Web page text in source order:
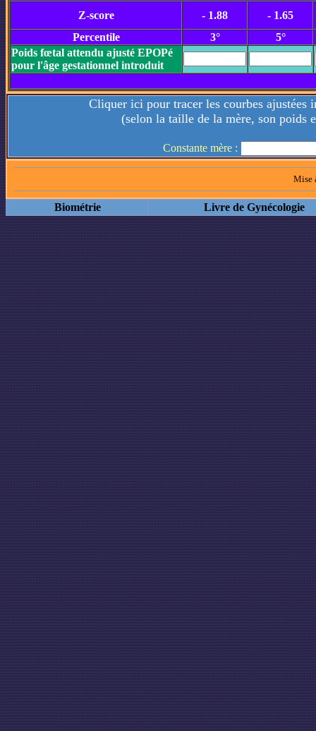
Z-score - 1.88
- 1.65
Percentile
3°
5°
Poids fœtal attendu ajusté EPOPé
pour l'âge gestationnel introduit
Cliquer ici pour tracer les courbes
(selon la taille de la mère, son poids
Constante mère :
Mise
Biométrie Livre de Gynécologie